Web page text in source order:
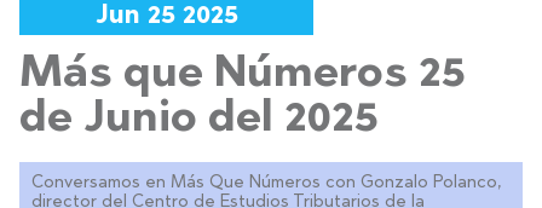
Jun 25 2025
Más que Números 25
de Junio del 2025
Conversamos en Más Que Números con Gonzalo Polanco,
director del Centro de Estudios Tributarios de la